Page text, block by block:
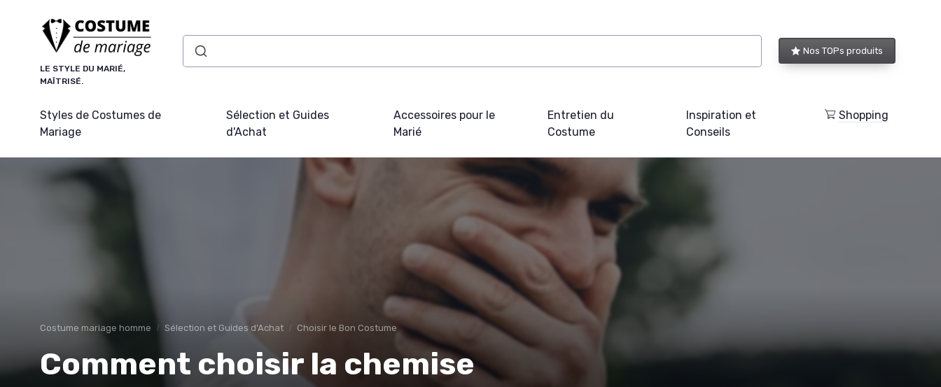
LE STYLE DU MARIÉ,
MAÎTRISÉ.
Nos TOPs produits
Styles de Costumes de
Mariage
Sélection et Guides
d'Achat
Accessoires pour le
Marié
Entretien du
Costume
Inspiration et
Conseils
Shopping
Costume mariage homme Sélection et Guides d'Achat Choisir le Bon Costume
Comment choisir la chemise